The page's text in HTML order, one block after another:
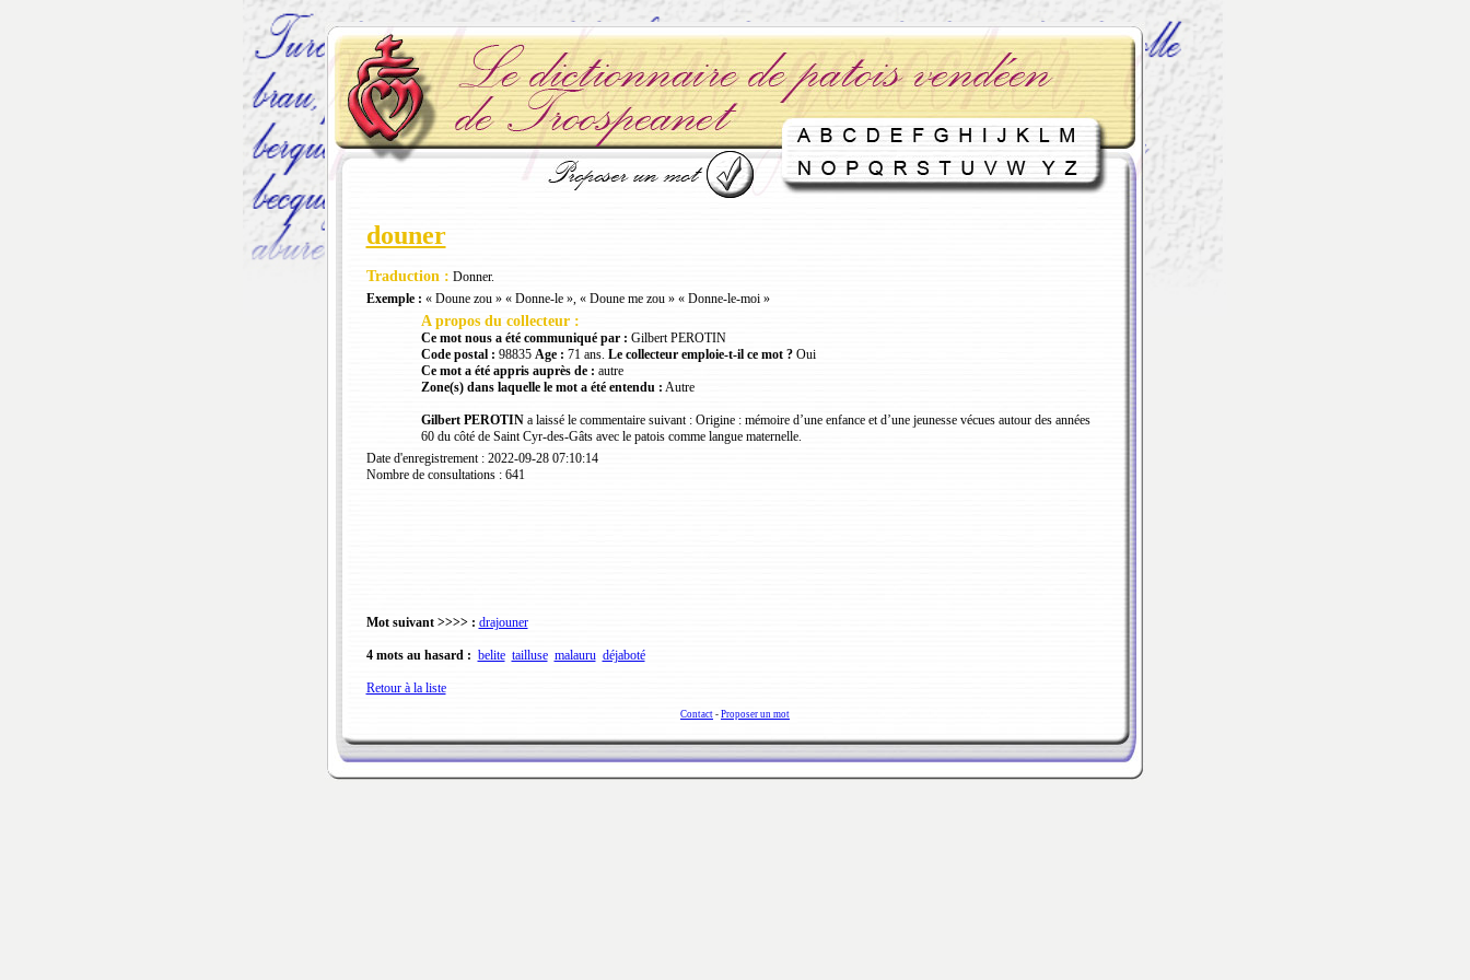
douner
Traduction : Donner.
Exemple : « Doune zou » « Donne-le », « Doune me zou » « Donne-le-moi »
A propos du collecteur :
Ce mot nous a été communiqué par : Gilbert PEROTIN
Code postal : 98835 Age : 71 ans. Le collecteur emploie-t-il ce mot ?Oui
Ce mot a été appris auprès de : autre
Zone(s) dans laquelle le mot a été entendu : Autre
Gilbert PEROTINa laissé le commentaire suivant : Origine : mémoire d’une enfance et d’une jeunesse vécues autour des années
60 du côté de Saint Cyr-des-Gâts avec le patois comme langue maternelle.
Date d'enregistrement : 2022-09-28 07:10:14
Nombre de consultations : 641
Mot suivant >>>> : drajouner
4 mots au hasard : belite tailluse malauru déjaboté
Retour à la liste
Contact - Proposer un mot